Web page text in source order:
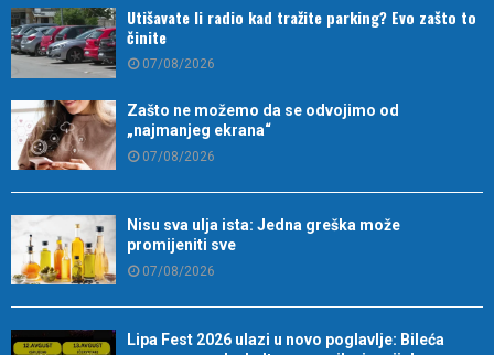
Utišavate li radio kad tražite parking? Evo zašto to
činite
07/08/2026
Zašto ne možemo da se odvojimo od
„najmanjeg ekrana“
07/08/2026
Nisu sva ulja ista: Jedna greška može
promijeniti sve
07/08/2026
Lipa Fest 2026 ulazi u novo poglavlje: Bileća